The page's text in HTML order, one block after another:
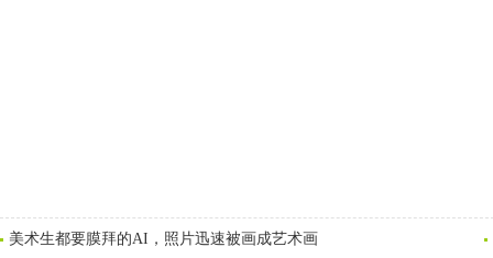
美术生都要膜拜的AI，照片迅速被画成艺术画